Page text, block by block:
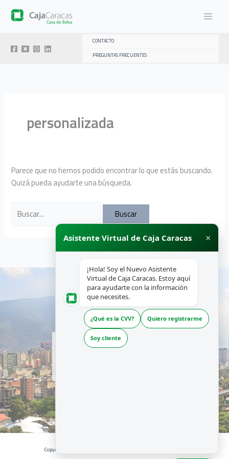
CONTACTO
PREGUNTAS FRECUENTES
personalizada
Parece que no hemos podido encontrar lo que estás buscando.
Quizá pueda ayudarte una búsqueda.
por:
INICIO
NOSOTROS
Copyright © 2026 | CAJA CARACAS - Desarrollado por La Boutique
Asistente Virtual de Caja Caracas ×
¡Hola! Soy el Nuevo Asistente
Virtual de Caja Caracas. Estoy aquí
para ayudarte con la información
que necesites.
¿Qué es la CVV? Quiero registrarme
Soy cliente